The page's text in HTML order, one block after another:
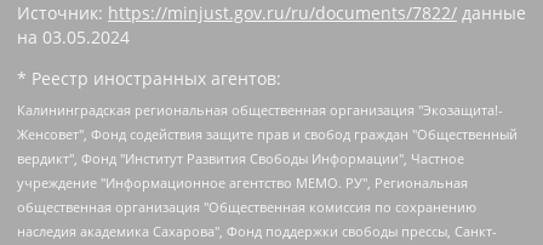
Источник: https://minjust.gov.ru/ru/documents/7822/ данные
на 03.05.2024
* Реестр иностранных агентов:
Калининградская региональная общественная организация "Экозащита!-Женсовет", Фонд содействия защите прав и свобод граждан "Общественный вердикт", Фонд "Институт Развития Свободы Информации", Частное учреждение "Информационное агентство МЕМО. РУ", Региональная общественная организация "Общественная комиссия по сохранению наследия академика Сахарова", Фонд поддержки свободы прессы, Санкт-Петербургская общественная правозащитная организация "Гражданский контроль", Межрегиональная общественная организация "Информационно-просветительский центр "Мемориал", Региональный Фонд "Центр Защиты Прав Средств Массовой Информации", с 05.12.2023 Фонд "Центр Защиты Прав Средств массовой информации", Региональная общественная благотворительная организация помощи беженцам и мигрантам "Гражданское содействие", Негосударственное образовательное учреждение дополнительного профессионального образования (повышение квалификации) специалистов "АКАДЕМИЯ ПО ПРАВАМ ЧЕЛОВЕКА", Свердловская региональная общественная организация "Сутяжник", Автономная некоммерческая организация "Центр независимых социологических исследований", Союз общественных объединений "Российский исследовательский центр по правам человека", Региональное общественное учреждение научно-информационный центр "МЕМОРИАЛ", Некоммерческая организация "Фонд защиты гласности", Автономная некоммерческая организация "Институт прав человека", Городская общественная организация "Екатеринбургское общество "МЕМОРИАЛ", Городская общественная организация "Рязанское историко-просветительское и правозащитное общество "Мемориал" (Рязанский Мемориал), Челябинский региональный орган общественной самодеятельности – женское общественное объединение "Женщины Евразии", Челябинский региональный орган общественной самодеятельности "Уральская правозащитная группа", Фонд содействия защите здоровья и социальной справедливости имени Андрея Рылькова, Автономная Некоммерческая Организация "Аналитический Центр Юрия Левады", Автономная некоммерческая организация социальной поддержки населения "Проект Апрель", Региональная общественная организация помощи женщинам и детям, находящимся в кризисной ситуации "Информационно-методический центр "Анна", Фонд содействия развитию массовых коммуникаций и правовому просвещению "Так-так-Так", Фонд содействия устойчивому развитию "Серебряная тайга", Свердловский региональный общественный фонд социальных проектов "Новое время", "Idel.Реалии", Кавказ.Реалии, Крым.Реалии, Телеканал Настоящее Время, Татаро-башкирская служба Радио Свобода (Azatliq Radiosi), Радио Свободная Европа/Радио Свобода (PCE/PC), "Сибирь.Реалии", "Фактограф", Благотворительный фонд помощи осужденным и их семьям, Автономная некоммерческая организация "Институт глобализации и социальных движений", Фонд "В защиту прав заключенных", Частное учреждение "Центр поддержки и содействия развитию средств массовой информации", Пензенский региональный общественный благотворительный фонд "Гражданский союз", "Север.Реалии", Некоммерческая организация Фонд "Правовая инициатива", Общество с ограниченной ответственностью "Радио Свободная Европа/Радио Свобода", Чешское информационное агентство "MEDIUM-ORIENT", Красноярская региональная общественная организация "Мы против СПИДа", Камалягин Денис Николаевич, Маркелов Сергей Евгеньевич, Пономарев Лев Александрович, Савицкая Людмила Алексеевна, Автономная некоммерческая организация "Центр по работе с проблемой насилия "НАСИЛИЮ.НЕТ", Межрегиональный профессиональный союз работников здравоохранения "Альянс врачей", Юридическое лицо, зарегистрированное в Латвийской Республике, SIA "Medusa Project" (регистрационный номер 40103797863, дата регистрации 10.06.2014), Некоммерческая организация "Фонд по борьбе с коррупцией", Автономная некоммерческая организация "Институт права и публичной политики", Баданин Роман Сергеевич, Гликин Максим Александрович, Железнова Мария Михайловна, Лукьянова Юлия Сергеевна, Маетная Елизавета Витальевна, Маняхин Петр Борисович, Чуракова Ольга Владимировна, Ярош Юлия Петровна, Юридическое лицо "The Insider SIA", зарегистрированное в Риге, Латвийская Республика (дата регистрации 26.06.2015), являющееся администратором доменного имени интернет-издания "The Insider SIA", https://theins.ru, Постернак Алексей Евгеньевич, Рубин Михаил Аркадьевич, Анин Роман Александрович, Юридическое лицо Istories fonds, зарегистрированное в Латвийской Республике (регистрационный номер 50008295751, дата регистрации 24.02.2020), Великовский Дмитрий Александрович, Долинина Ирина Николаевна, Мароховская Алеся Алексеевна, Шлейнов Роман Юрьевич, Шмагун Олеся Валентиновна, Общество с ограниченной ответственностью "Альтаир 2021", Общество с ограниченной ответственностью "Вега 2021", Общество с ограниченной ответственностью "Главный редактор 2021", Общество с ограниченной ответственностью "Ромашки монолит", Важенков Артем Валерьевич, Ивановская областная общественная организация "Центр гендерных исследований", Гурман Юрий Альбертович, Медиапроект "ОВД-Инфо", Егоров Владимир Владимирович, Жилинский Владимир Александрович, Общество с ограниченной ответственностью "ЗП", Иванова София Юрьевна, Карезина Инна Павловна, Кильтау Екатерина Викторовна, Петров Алексей Викторович, Пискунов Сергей Евгеньевич, Смирнов Сергей Сергеевич, Тихонов Михаил Сергеевич, Общество с ограниченной ответственностью "ЖУРНАЛИСТ-ИНОСТРАННЫЙ АГЕНТ", Арапова Галина Юрьевна, Вольтская Татьяна Анатольевна, Американская компания "Mason G.E.S. Anonymous Foundation" (США), являющаяся владельцем интернет-издания https://mnews.world/, Компания "Stichting Bellingcat", зарегистрированная в Нидерландах (дата регистрации 11.07.2018), Захаров Андрей Вячеславович, Клепиковская Екатерина Дмитриевна, Общество с ограниченной ответственностью "МЕМО", Перл Роман Александрович, Симонов Евгений Алексеевич, Соловьева Елена Анатольевна, Сотников Даниил Владимирович, Сурначева Елизавета Дмитриевна, Автономная некоммерческая организация по защите прав человека и информированию населения "Якутия – Наше Мнение", Общество с ограниченной ответственностью "Москоу диджитал медиа", с 26.01.2023 Общество с ограниченной ответственностью "Чайка Белые сады", Ветошкина Валерия Валерьевна, Заговора Максим Александрович, Межрегиональное общественное движение "Российская ЛГБТ - сеть", Оленичев Максим Владимирович, Павлов Иван Юрьевич, Скворцова Елена Сергеевна, Общество с ограниченной ответственностью "Как бы инагент", Кочетков Игорь Викторович, Общество с ограниченной ответственностью "Честные выборы", Еланчик Олег Александрович, Общество с ограниченной ответственностью "Нобелевский призыв", Гималова Регина Эмилевна, Григорьев Андрей Валерьевич, Григорьева Алина Александровна, Ассоциация по содействию защите прав призывников, альтернативнослужащих и военнослужащих "Правозащитная группа "Гражданин.Армия.Право", Хисамова Регина Фаритовна, Автономная некоммерческая организация по реализации социально-правовых программ "Лилит", Дальневосточное общественное движение "Маяк", Санкт-Петербургская ЛГБТ-инициативная группа "Выход", Инициативная группа ЛГБТ+ "Реверс", Алексеев Андрей Викторович, Бекбулатова Таисия Львовна, Беляев Иван Михайлович, Владыкина Елена Сергеевна, Гельман Марат Александрович, Никульшина Вероника Юрьевна, Толоконникова Надежда Андреевна, Шендерович Виктор Анатольевич, Общество с ограниченной ответственностью "Данное сообщение", Общество с ограниченной ответственностью Издательский дом "Новая глава", Айнбиндер Александра Александровна, Московский комьюнити-центр для ЛГБТ+инициатив, Благотворительный фонд развития филантропии, Deutsche Welle (Германия, Kurt-Schumacher-Strasse 3, 53113 Bonn), Борзунова Мария Михайловна, Воробьев Виктор Викторович, Голубева Анна Львовна, Константинова Алла Михайловна, Малкова Ирина Владимировна, Мурадов Мурад Абдулгалимович, Осетинская Елизавета Николаевна, Понасенков Евгений Николаевич, Ганапольский Матвей Юрьевич, Киселев Евгений Алексеевич, Борухович Ирина Григорьевна, Дремин Иван Тимофеевич, Дубровский Дмитрий Викторович, Красноярская региональная общественная организация поддержки и развития альтернативных образовательных технологий и межкультурных коммуникаций "ИНТЕРРА", Маяковская Екатерина Алексеевна, Фейгин Марк Захарович, Филимонов Андрей Викторович, Дзугкоева Регина Николаевна, Доброхотов Роман Александрович, Дудь Юрий Александрович, Елкин Сергей Владимирович, Кругликов Кирилл Игоревич, Сабунаева Мария Леонидовна, Семенов Алексей Владимирович, Шаинян Карен Багратович, Шульман Екатерина Михайловна, Асафьев Артур Валерьевич, Вахштайн Виктор Семенович, Венедиктов Алексей Алексеевич, Лушникова Екатерина Евгеньевна, Волков Леонид Михайлович, Невзоров Александр Глебович, Пархоменко Сергей Борисович, Сироткин Ярослав Николаевич, Кара-Мурза Владимир Владимирович, Баранова Наталья Владимировна, Гозман Леонид Яковлевич, Кагарлицкий Борис Юльевич, Климарев Михаил Валерьевич, Милов Владимир Станиславович, Автономная некоммерческая организация Краснодарский центр современного искусства "Типография", Моргенштерн Алишер Тагирович, Соболь Любовь Эдуардовна, Общество с ограниченной ответственностью "ЛИЗА НОРМ", Каспаров Гарри Кимович, Ходорковский Михаил Борисович, Общество с ограниченной ответственностью "Апрельские тезисы", Данилович Ирина Брониславовна, Кашин Олег Владимирович, Петров Николай Владимирович, Пивоваров Алексей Владимирович, Соколов Михаил Владимирович, Цветкова Юлия Владимировна, Чичваркин Евгений Александрович, Комитет против пыток/Команда против пыток, Общество с ограниченной ответственностью "Первый научный", Общество с ограниченной ответственностью "Вертолет и ко", Белоцерковская Вероника Борисовна, Кац Максим Евгеньевич, Лазарева Татьяна Юрьевна, Шаведдинов Руслан Табризович, Яшин Илья Валерьевич, Общество с ограниченной ответственностью "Иноагент ААВ", Алешковский Дмитрий Петрович, Альбац Евгения Марковна, Быков Дмитрий Львович, Галямина Юлия Евгеньевна, Лойко Сергей Леонидович, Мартынов Кирилл Константинович, Медведев Сергей Александрович, Крашенинников Федор Геннадиевич, Гордеева Катерина Вл